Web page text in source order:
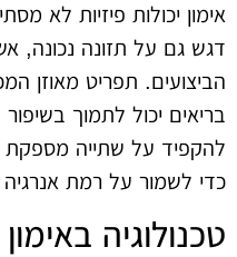
אימון יכולות פיזיות לא
דגש גם על תזונה נכונה,
הביצועים. תפריט מאוזן
בריאים יכול לתמוך
להקפיד על שתייה מספקת
כדי לשמור על רמת אנרגיה
טכנולוגיה באימון